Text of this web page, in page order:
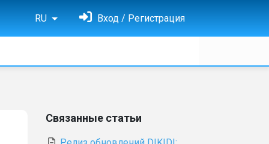
RU Вход / Регистрация
Связанные статьи